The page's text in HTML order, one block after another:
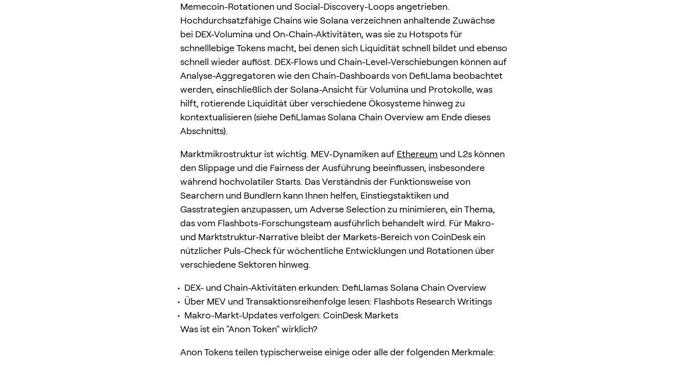
Memecoin-Rotationen und Social-Discovery-Loops angetrieben.
Hochdurchsatzfähige Chains wie Solana verzeichnen anhaltende Zuwächse
bei DEX-Volumina und On-Chain-Aktivitäten, was sie zu Hotspots für
schnelllebige Tokens macht, bei denen sich Liquidität schnell bildet und ebenso
schnell wieder auflöst. DEX-Flows und Chain-Level-Verschiebungen können auf
Analyse-Aggregatoren wie den Chain-Dashboards von DefiLlama beobachtet
werden, einschließlich der Solana-Ansicht für Volumina und Protokolle, was
hilft, rotierende Liquidität über verschiedene Ökosysteme hinweg zu
kontextualisieren (siehe DefiLlamas Solana Chain Overview am Ende dieses
Abschnitts).
Marktmikrostruktur ist wichtig. MEV-Dynamiken auf Ethereum und L2s können
den Slippage und die Fairness der Ausführung beeinflussen, insbesondere
während hochvolatiler Starts. Das Verständnis der Funktionsweise von
Searchern und Bundlern kann Ihnen helfen, Einstiegstaktiken und
Gasstrategien anzupassen, um Adverse Selection zu minimieren, ein Thema,
das vom Flashbots-Forschungsteam ausführlich behandelt wird. Für Makro-
und Marktstruktur-Narrative bleibt der Markets-Bereich von CoinDesk ein
nützlicher Puls-Check für wöchentliche Entwicklungen und Rotationen über
verschiedene Sektoren hinweg.
DEX- und Chain-Aktivitäten erkunden: DefiLlamas Solana Chain Overview
Über MEV und Transaktionsreihenfolge lesen: Flashbots Research Writings
Makro-Markt-Updates verfolgen: CoinDesk Markets
Was ist ein "Anon Token" wirklich?
Anon Tokens teilen typischerweise einige oder alle der folgenden Merkmale: